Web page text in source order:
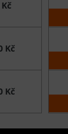
Kč
Kč